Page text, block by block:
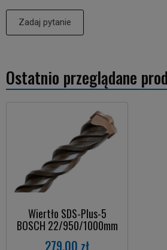
Zadaj pytanie
Ostatnio przeglądane
Wiertło SDS-Plus-5
BOSCH 22/950/1000mm
279,00 zł